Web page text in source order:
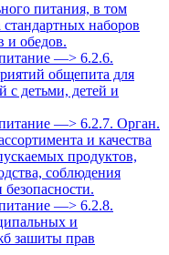
питания, в том
стандартных наборов
и обедов.
—> 6.2.6.
общепита для
с детьми, детей и
—> 6.2.7. Орган.
и качества
продуктов,
соблюдения
—> 6.2.8.
и
зашиты прав